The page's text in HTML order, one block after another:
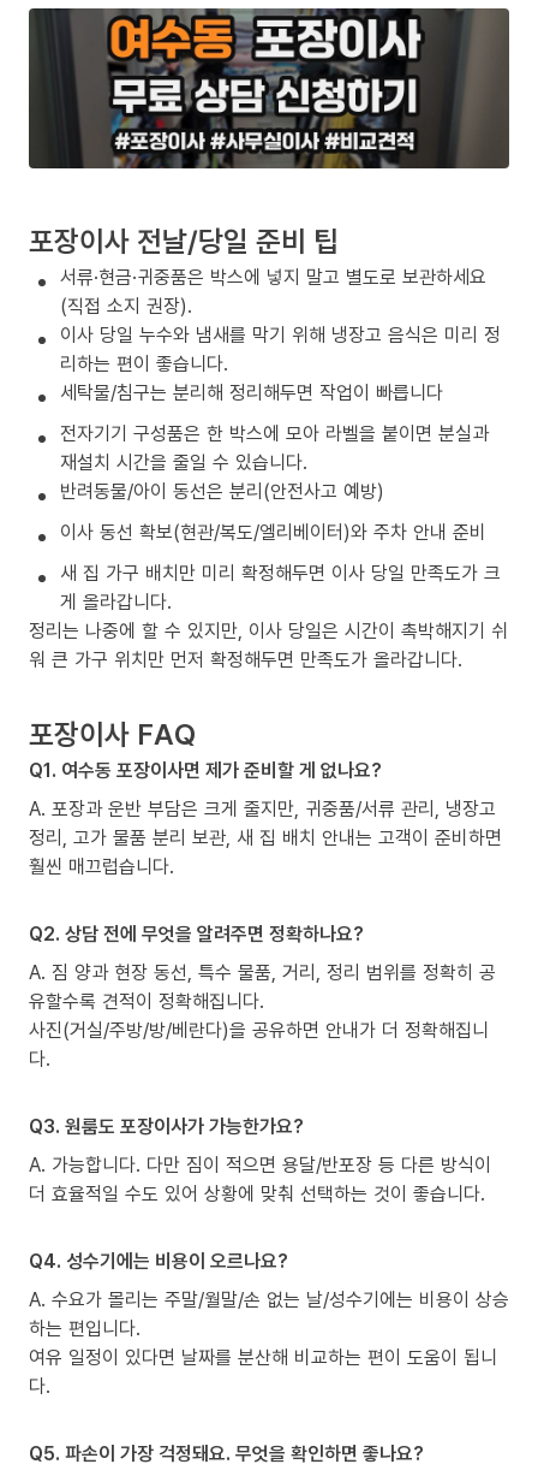
포장이사 전날/당일 준비 팁
서류·현금·귀중품은 박스에 넣지 말고 별도로 보관하세요
(직접 소지 권장).
이사 당일 누수와 냄새를 막기 위해 냉장고 음식은 미리 정
리하는 편이 좋습니다.
세탁물/침구는 분리해 정리해두면 작업이 빠릅니다
전자기기 구성품은 한 박스에 모아 라벨을 붙이면 분실과
재설치 시간을 줄일 수 있습니다.
반려동물/아이 동선은 분리(안전사고 예방)
이사 동선 확보(현관/복도/엘리베이터)와 주차 안내 준비
새 집 가구 배치만 미리 확정해두면 이사 당일 만족도가 크
게 올라갑니다.
정리는 나중에 할 수 있지만, 이사 당일은 시간이 촉박해지기 쉬
워 큰 가구 위치만 먼저 확정해두면 만족도가 올라갑니다.
포장이사 FAQ
Q1. 여수동 포장이사면 제가 준비할 게 없나요?
A. 포장과 운반 부담은 크게 줄지만, 귀중품/서류 관리, 냉장고
정리, 고가 물품 분리 보관, 새 집 배치 안내는 고객이 준비하면
훨씬 매끄럽습니다.
Q2. 상담 전에 무엇을 알려주면 정확하나요?
A. 짐 양과 현장 동선, 특수 물품, 거리, 정리 범위를 정확히 공
유할수록 견적이 정확해집니다.
사진(거실/주방/방/베란다)을 공유하면 안내가 더 정확해집니
다.
Q3. 원룸도 포장이사가 가능한가요?
A. 가능합니다. 다만 짐이 적으면 용달/반포장 등 다른 방식이
더 효율적일 수도 있어 상황에 맞춰 선택하는 것이 좋습니다.
Q4. 성수기에는 비용이 오르나요?
A. 수요가 몰리는 주말/월말/손 없는 날/성수기에는 비용이 상승
하는 편입니다.
여유 일정이 있다면 날짜를 분산해 비교하는 편이 도움이 됩니
다.
Q5. 파손이 가장 걱정돼요. 무엇을 확인하면 좋나요?